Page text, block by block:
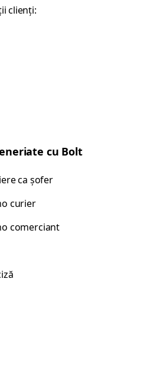
clienți:
cu Bolt
ca șofer
curier
comerciant